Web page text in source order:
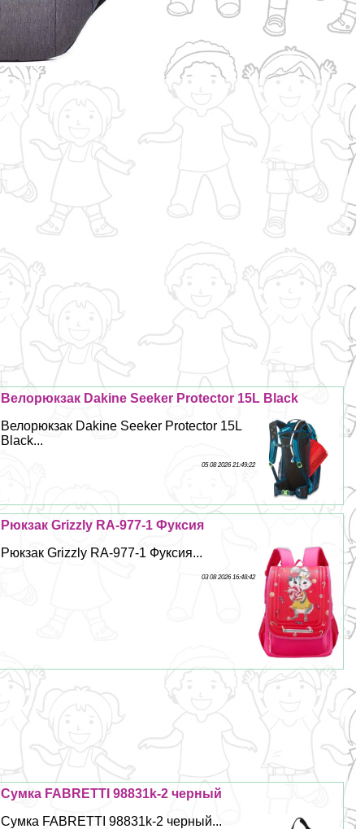
Велорюкзак Dakine Seeker Protector 15L Black
Велорюкзак Dakine Seeker Protector 15L
Black...
05 08 2026 21:49:22
Рюкзак Grizzly RA-977-1 Фуксия
Рюкзак Grizzly RA-977-1 Фуксия...
03 08 2026 16:48:42
Сумка FABRETTI 98831k-2 черный
Сумка FABRETTI 98831k-2 черный...